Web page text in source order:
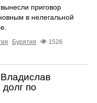
приговор
в нелегальной
Бурятия
1526
по